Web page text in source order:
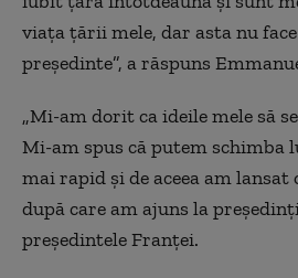
viața țării mele, dar asta nu
președinte”, a răspuns
„Mi-am dorit ca ideile mele să
Mi-am spus că putem schimba
mai rapid și de aceea am
după care am ajuns la
președintele Franței.